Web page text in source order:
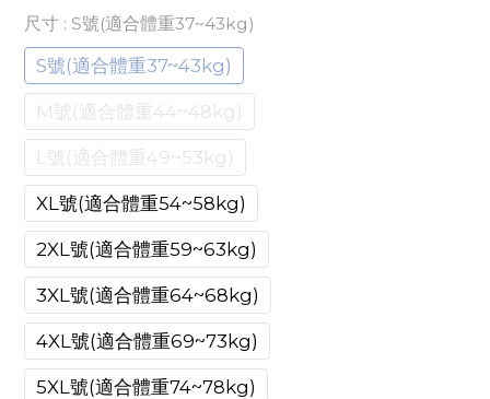
尺寸 : S號(適合體重37~43kg)
S號(適合體重37~43kg)
M號(適合體重44~48kg)
L號(適合體重49~53kg)
XL號(適合體重54~58kg)
2XL號(適合體重59~63kg)
3XL號(適合體重64~68kg)
4XL號(適合體重69~73kg)
5XL號(適合體重74~78kg)